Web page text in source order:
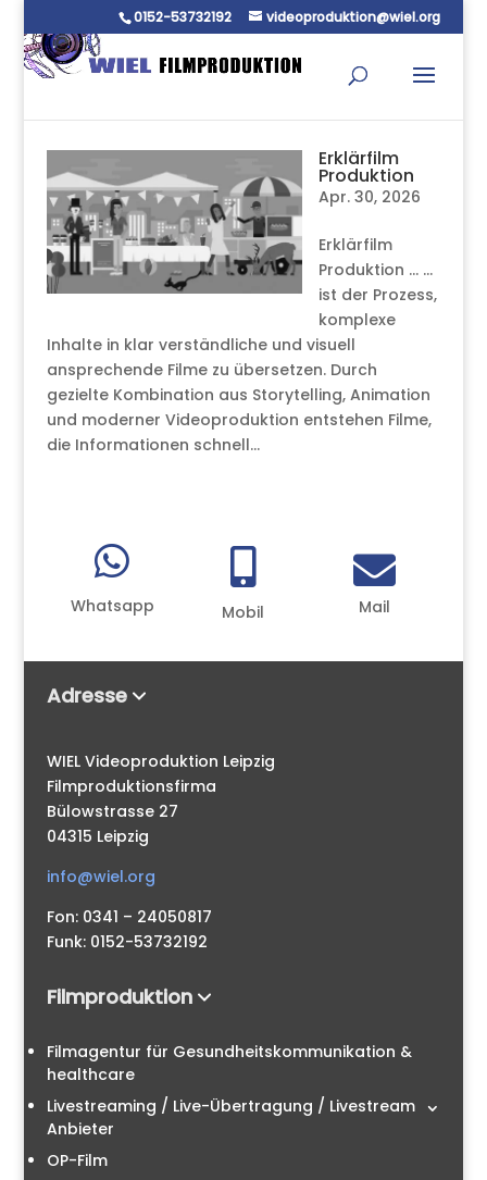
0152-53732192 videoproduktion@wiel.org
Erklärfilm
Produktion
Apr. 30, 2026
Erklärfilm
Produktion … …
ist der Prozess,
komplexe
Inhalte in klar verständliche und visuell
ansprechende Filme zu übersetzen. Durch
gezielte Kombination aus Storytelling, Animation
und moderner Videoproduktion entstehen Filme,
die Informationen schnell...

Whatsapp

Mobil

Mail
Adresse
WIEL Videoproduktion Leipzig
Filmproduktionsfirma
Bülowstrasse 27
04315 Leipzig
info@wiel.org
Fon: 0341 – 24050817
Funk: 0152-53732192
Filmproduktion
Filmagentur für Gesundheitskommunikation &
healthcare
Livestreaming / Live-Übertragung / Livestream
Anbieter
OP-Film